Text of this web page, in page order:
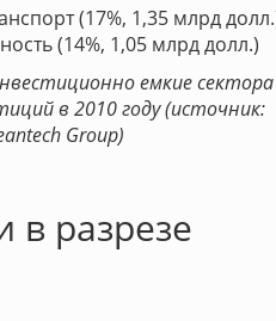
(17%, 1,35 млрд
(14%, 1,05 млрд долл.)
емкие сектора
в 2010 году(источник:
Group)
в разрезе